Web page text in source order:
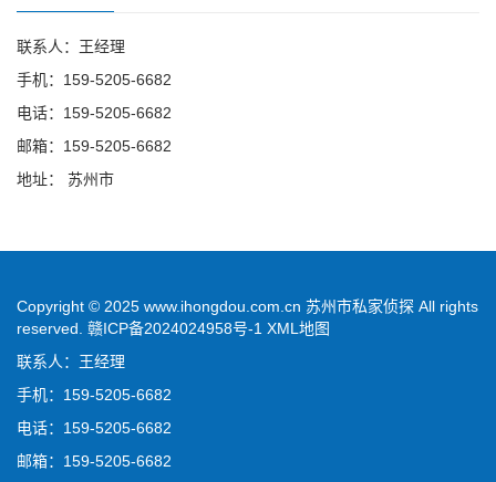
联系人：王经理
手机：159-5205-6682
电话：159-5205-6682
邮箱：159-5205-6682
地址： 苏州市
Copyright © 2025 www.ihongdou.com.cn 苏州市私家侦探 All rights
reserved. 赣ICP备2024024958号-1 XML地图
联系人：王经理
手机：159-5205-6682
电话：159-5205-6682
邮箱：159-5205-6682